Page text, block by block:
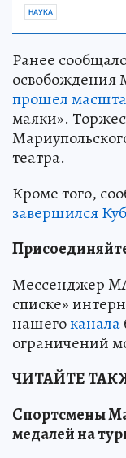
НАУКА
Ранее
освобождения
прошел
маяки».
театра.
Кроме того,
завершился
При
Мессенджер
списке»
нашегоканала
ограничений
ЧИТАЙТЕ
Спортсмены
медалей на